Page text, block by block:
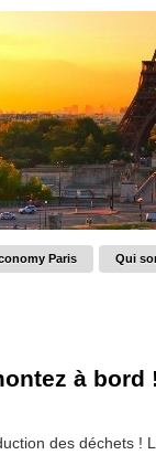
Paris Qui
à bord
des déchets !